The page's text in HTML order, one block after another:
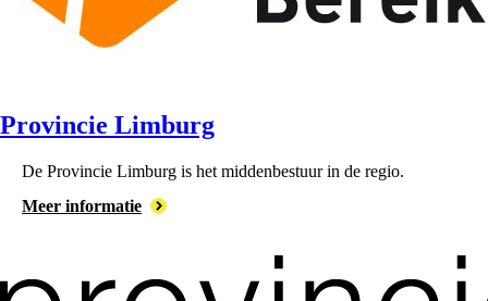
Provincie Limburg
De ⁠Provincie Limburg is het middenbestuur in de regio.
Meer informatie